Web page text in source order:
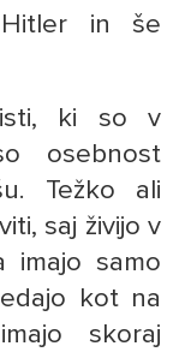
in še
ki so v
osebnost
Težko ali
saj živijo v
imajo samo
kot na
skoraj